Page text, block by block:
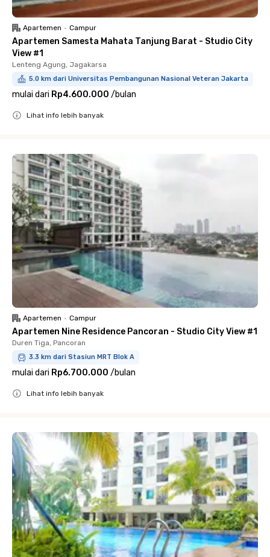
Apartemen • Campur
Apartemen Samesta Mahata Tanjung Barat - Studio City
View #1
Lenteng Agung, Jagakarsa
5.0 km dari Universitas Pembangunan Nasional Veteran Jakarta
mulai dari Rp4.600.000 /bulan
Lihat info lebih banyak
Apartemen • Campur
Apartemen Nine Residence Pancoran - Studio City View #1
Duren Tiga, Pancoran
3.3 km dari Stasiun MRT Blok A
mulai dari Rp6.700.000 /bulan
Lihat info lebih banyak